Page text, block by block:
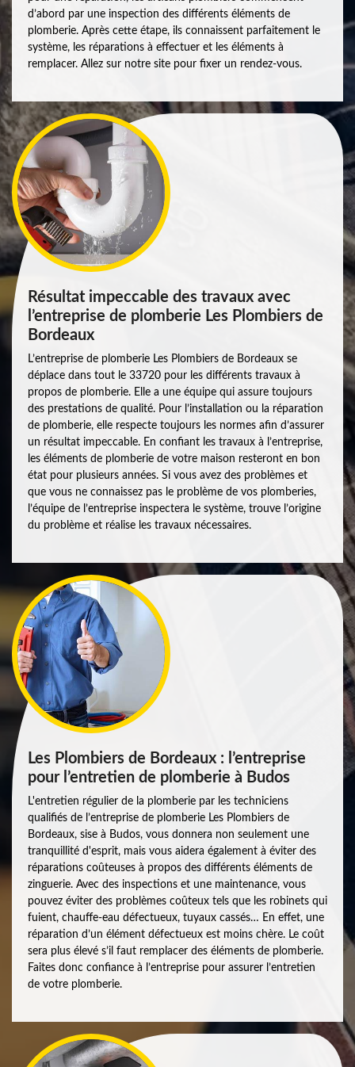
d’abord par une inspection des différents éléments de
plomberie. Après cette étape, ils connaissent parfaitement le
système, les réparations à effectuer et les éléments à
remplacer. Allez sur notre site pour fixer un rendez-vous.
Résultat impeccable des travaux avec
l’entreprise de plomberie Les Plombiers de
Bordeaux
L’entreprise de plomberie Les Plombiers de Bordeaux se
déplace dans tout le 33720 pour les différents travaux à
propos de plomberie. Elle a une équipe qui assure toujours
des prestations de qualité. Pour l’installation ou la réparation
de plomberie, elle respecte toujours les normes afin d’assurer
un résultat impeccable. En confiant les travaux à l’entreprise,
les éléments de plomberie de votre maison resteront en bon
état pour plusieurs années. Si vous avez des problèmes et
que vous ne connaissez pas le problème de vos plomberies,
l’équipe de l’entreprise inspectera le système, trouve l’origine
du problème et réalise les travaux nécessaires.
Les Plombiers de Bordeaux : l’entreprise
pour l’entretien de plomberie à Budos
L'entretien régulier de la plomberie par les techniciens
qualifiés de l’entreprise de plomberie Les Plombiers de
Bordeaux, sise à Budos, vous donnera non seulement une
tranquillité d'esprit, mais vous aidera également à éviter des
réparations coûteuses à propos des différents éléments de
zinguerie. Avec des inspections et une maintenance, vous
pouvez éviter des problèmes coûteux tels que les robinets qui
fuient, chauffe-eau défectueux, tuyaux cassés… En effet, une
réparation d’un élément défectueux est moins chère. Le coût
sera plus élevé s’il faut remplacer des éléments de plomberie.
Faites donc confiance à l’entreprise pour assurer l’entretien
de votre plomberie.